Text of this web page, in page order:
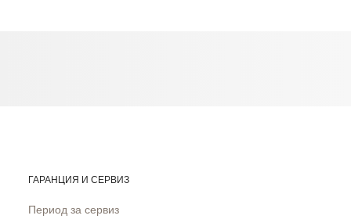
ГАРАНЦИЯ И СЕРВИЗ
Период за сервиз